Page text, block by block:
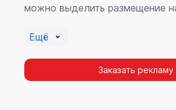
можно выделить размещение
пешеходному потоку
повторных контактов.
Ещё
Заказать рекламу